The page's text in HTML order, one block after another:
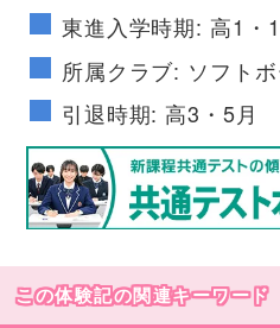
東進入学時期: 高1・
所属クラブ: ソフト
引退時期: 高3・5月
この体験記の関連キーワード